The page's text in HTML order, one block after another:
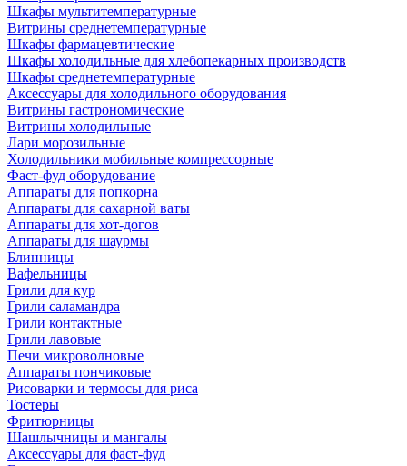
Шкафы мультитемпературные
Витрины среднетемпературные
Шкафы фармацевтические
Шкафы холодильные для хлебопекарных производств
Шкафы среднетемпературные
Аксессуары для холодильного оборудования
Витрины гастрономические
Витрины холодильные
Лари морозильные
Холодильники мобильные компрессорные
Фаст-фуд оборудование
Аппараты для попкорна
Аппараты для сахарной ваты
Аппараты для хот-догов
Аппараты для шаурмы
Блинницы
Вафельницы
Грили для кур
Грили саламандра
Грили контактные
Грили лавовые
Печи микроволновые
Аппараты пончиковые
Рисоварки и термосы для риса
Тостеры
Фритюрницы
Шашлычницы и мангалы
Аксессуары для фаст-фуд